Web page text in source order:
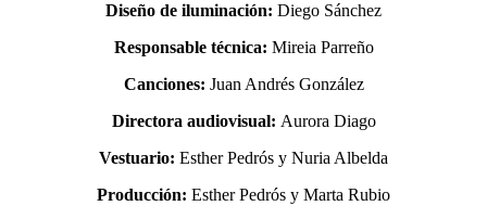
Diseño de iluminación: Diego Sánchez
Responsable técnica: Mireia Parreño
Canciones: Juan Andrés González
Directora audiovisual: Aurora Diago
Vestuario: Esther Pedrós y Nuria Albelda
Producción: Esther Pedrós y Marta Rubio